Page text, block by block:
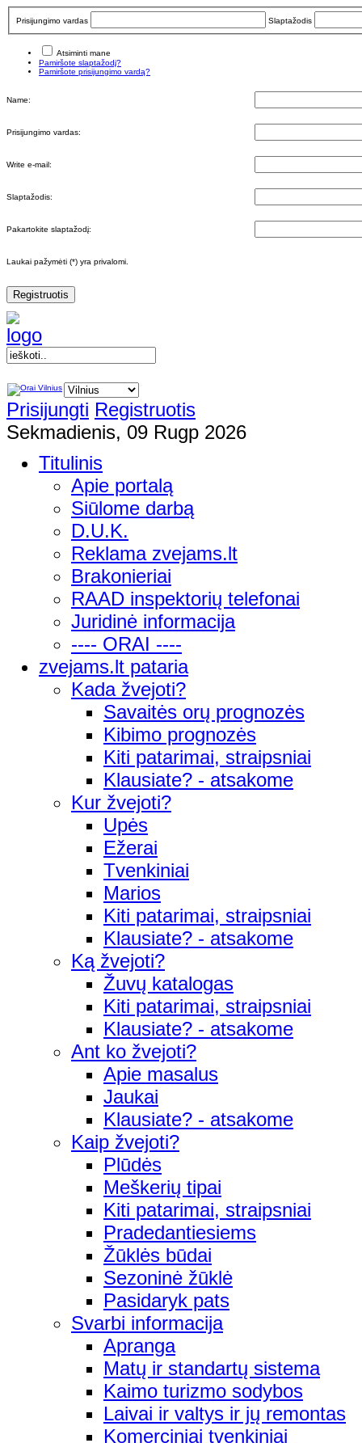
Prisijungimo vardas Slaptažodis
Atsiminti mane
Pamiršote slaptažodį?
Pamiršote prisijungimo vardą?
Name:
Prisijungimo vardas:
Write e-mail:
Slaptažodis:
Pakartokite slaptažodį:
Laukai pažymėti (*) yra privalomi.
Registruotis
Prisijungti Registruotis
Sekmadienis, 09 Rugp 2026
Titulinis
Apie portalą
Siūlome darbą
D.U.K.
Reklama zvejams.lt
Brakonieriai
RAAD inspektorių telefonai
Juridinė informacija
---- ORAI ----
zvejams.lt pataria
Kada žvejoti?
Savaitės orų prognozės
Kibimo prognozės
Kiti patarimai, straipsniai
Klausiate? - atsakome
Kur žvejoti?
Upės
Ežerai
Tvenkiniai
Marios
Kiti patarimai, straipsniai
Klausiate? - atsakome
Ką žvejoti?
Žuvų katalogas
Kiti patarimai, straipsniai
Klausiate? - atsakome
Ant ko žvejoti?
Apie masalus
Jaukai
Klausiate? - atsakome
Kaip žvejoti?
Plūdės
Meškerių tipai
Kiti patarimai, straipsniai
Pradedantiesiems
Žūklės būdai
Sezoninė žūklė
Pasidaryk pats
Svarbi informacija
Apranga
Matų ir standartų sistema
Kaimo turizmo sodybos
Laivai ir valtys ir jų remontas
Komerciniai tvenkiniai